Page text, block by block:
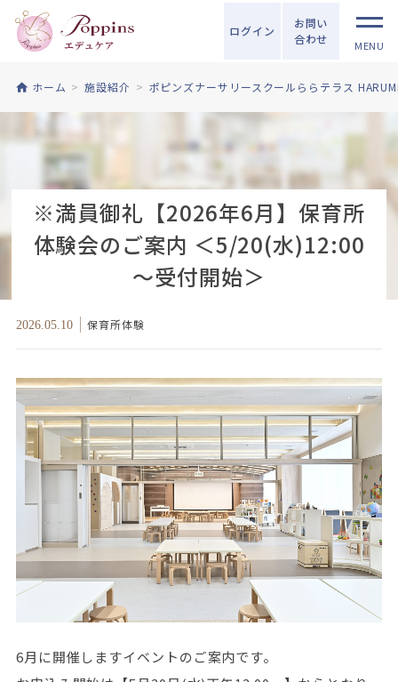
ログイン
お問い
合わせ
MENU
ホーム 施設紹介 ポピンズナーサリースクールららテラス
※満員御礼【2026年6月】保育所
体験会のご案内 ＜5/20(水)12:00
～受付開始＞
2026.05.10 保育所体験
6月に開催しますイベントのご案内です。